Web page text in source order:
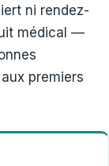
ni rendez-
médical —
premiers